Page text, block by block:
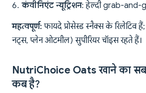
कंवीनिएंट न्यूट्रिशन: हेल्दी grab-
महत्वपूर्ण: फायदे प्रोसेस्ड स्नैक्स के
नट्स, प्लेन ओटमील) सुपीरियर चॉइस रहते हैं।
NutriChoice Oats खाने का
कब है?